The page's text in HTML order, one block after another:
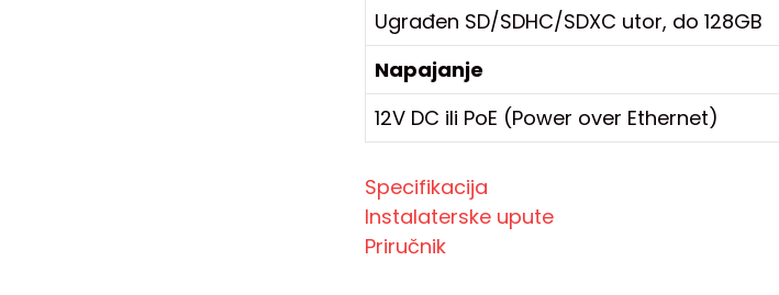
Ugrađen SD/SDHC/SDXC utor, do 128GB
Napajanje
12V DC ili PoE (Power over Ethernet)
Specifikacija
Instalaterske upute
Priručnik